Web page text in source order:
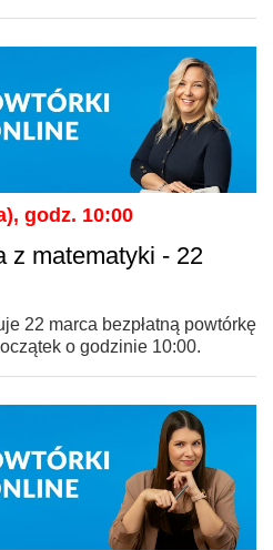
godz. 10:00
z matematyki - 22
22 marca bezpłatną powtórkę
o godzinie 10:00.